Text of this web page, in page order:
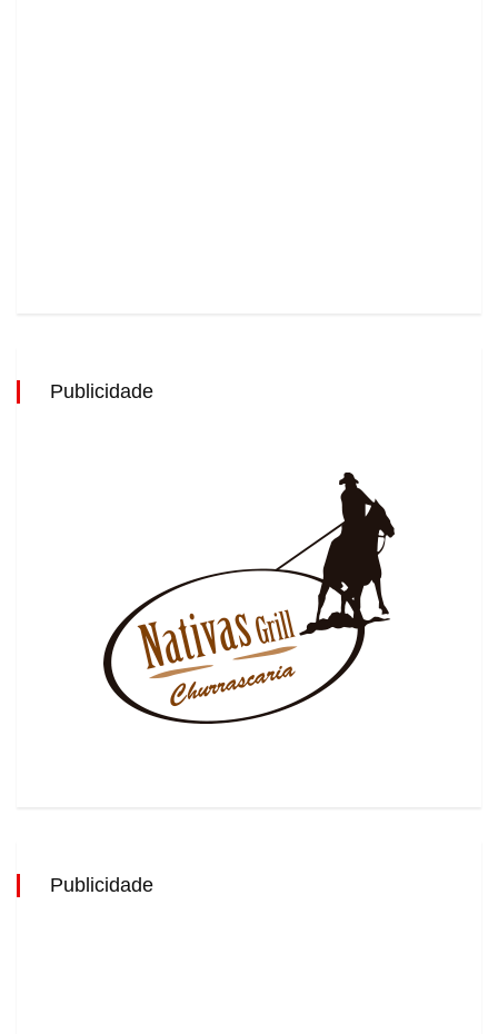
Publicidade
Publicidade